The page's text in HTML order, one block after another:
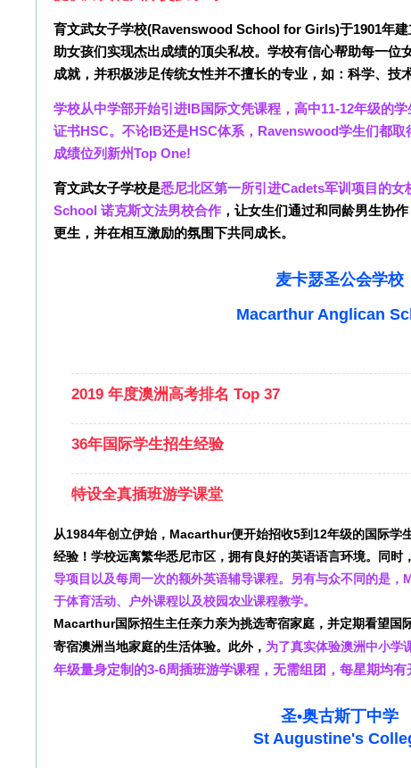
育文武女子学校(Ravenswood School for Girls)于1901年
助女孩们实现杰出成绩的顶尖私校。学校有信心帮助每一位
成就，并积极涉足传统女性并不擅长的专业，如：科学、技
学校从中学部开始引进IB国际文凭课程，高中11-12年级的
证书HSC。不论IB还是HSC体系，Ravenswood学生们都
成绩位列新州Top One!
育文武女子学校是悉尼北区第一所引进Cadets军训项目的
School 诺克斯文法男校合作 ，让女生们通过和同龄男生协
更生，并在相互激励的氛围下共同成长。
麦卡瑟圣公会学校
Macarthur Anglican
2019 年度澳洲高考排名 Top 37
36年国际学生招生经验
特设全真插班游学课堂
从1984年创立伊始，Macarthur便开始招收5到12年级的国际学
经验！学校远离繁华悉尼市区，拥有良好的英语语言环境。同时
导项目以及每周一次的额外英语辅导课程。另有与众不同的是，
于体育活动、户外课程以及校园农业课程教学。
Macarthur国际招生主任亲力亲为挑选寄宿家庭，并定期看望国
寄宿澳洲当地家庭的生活体验。 此外， 为了真实体验澳洲中小学
年级量身定制的3-6周插班游学课程，无需组团，每星期均有
圣•奥古斯丁中学
St Augustine's